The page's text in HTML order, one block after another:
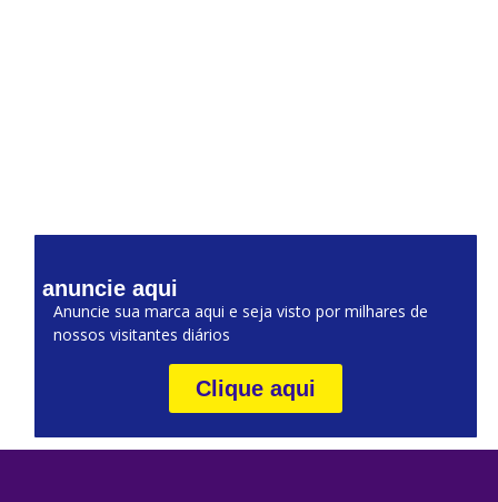
anuncie aqui
Anuncie sua marca aqui e seja visto por milhares de
nossos visitantes diários
Clique aqui